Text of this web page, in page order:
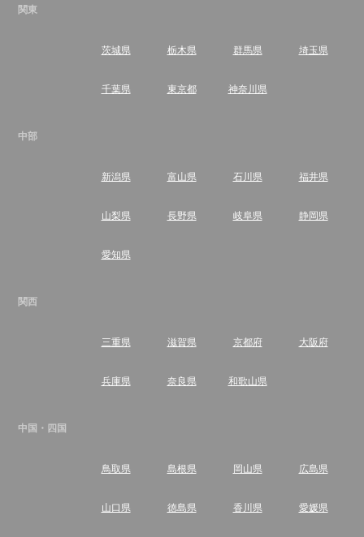
関東
茨城県 栃木県 群馬県 埼玉県
千葉県 東京都 神奈川県
中部
新潟県 富山県 石川県 福井県
山梨県 長野県 岐阜県 静岡県
愛知県
関西
三重県 滋賀県 京都府 大阪府
兵庫県 奈良県 和歌山県
中国・四国
鳥取県 島根県 岡山県 広島県
山口県 徳島県 香川県 愛媛県